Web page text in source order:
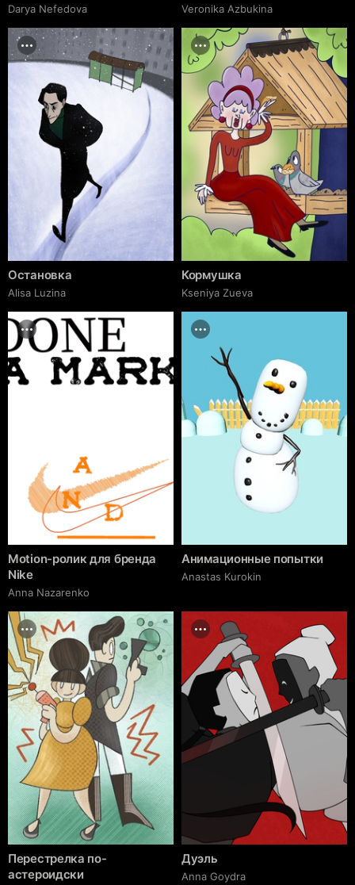
Darya Nefedova Veronika Azbukina
Остановка
Alisa Luzina
Кормушка
Kseniya Zueva
Motion-ролик для бренда
Nike
Anna Nazarenko
Анимационные попытки
Anastas Kurokin
Перестрелка по-
астероидски
Дуэль
Anna Goydra